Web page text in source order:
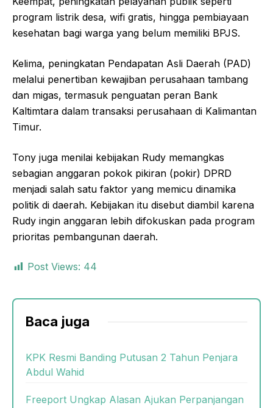
program listrik desa, wifi gratis, hingga pembiayaan
kesehatan bagi warga yang belum memiliki BPJS.
Kelima, peningkatan Pendapatan Asli Daerah (PAD)
melalui penertiban kewajiban perusahaan tambang
dan migas, termasuk penguatan peran Bank
Kaltimtara dalam transaksi perusahaan di Kalimantan
Timur.
Tony juga menilai kebijakan Rudy memangkas
sebagian anggaran pokok pikiran (pokir) DPRD
menjadi salah satu faktor yang memicu dinamika
politik di daerah. Kebijakan itu disebut diambil karena
Rudy ingin anggaran lebih difokuskan pada program
prioritas pembangunan daerah.
Post Views: 44
Baca juga
KPK Resmi Banding Putusan 2 Tahun Penjara
Abdul Wahid
Freeport Ungkap Alasan Ajukan Perpanjangan